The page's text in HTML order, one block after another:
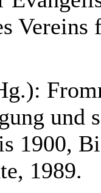
und
1900,
1989.